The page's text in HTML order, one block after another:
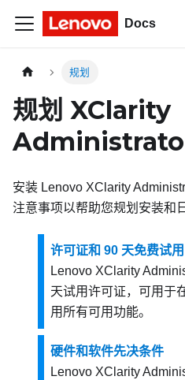
Docs
规划
规划 XClarity
安装 Lenovo XClarity
注意事项以帮助您规划安装和
许可证和 90 天免费试用
Lenovo XClarity
天试用许可证，可用于
用所有可用功能。
硬件和软件先决条件
Lenovo XClarity